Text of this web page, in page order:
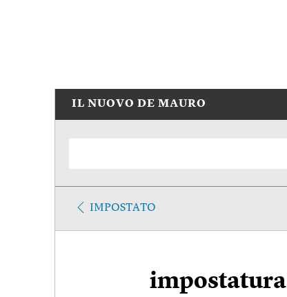
IL NUOVO DE MAURO
IMPOSTATO
impostatura